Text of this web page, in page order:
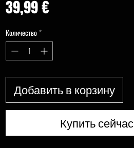
39,99 €Цена
Количество*
Добавить в корзину
Купить сейчас